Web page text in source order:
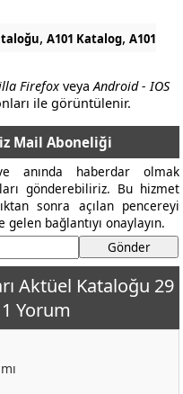
, A101 Katalog, A101
Firefox veyaAndroid - IOS
ile görüntülenir.
Mail Aboneliği
anında haberdar olmak
gönderebiliriz. Bu hizmet
sonra açılan pencereyi
bağlantıyı onaylayın.
Aktüel Kataloğu 29
Yorum